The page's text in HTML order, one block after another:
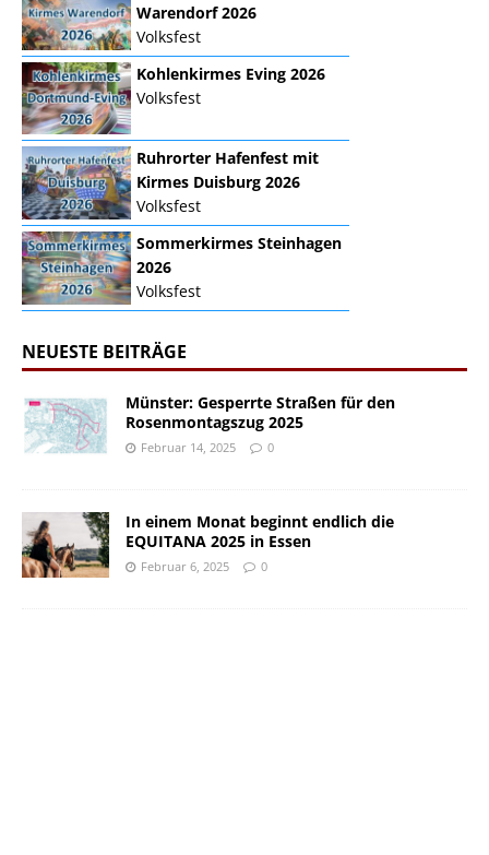
Warendorf 2026
Volksfest
Kohlenkirmes Eving 2026
Volksfest
Ruhrorter Hafenfest mit
Kirmes Duisburg 2026
Volksfest
Sommerkirmes Steinhagen
2026
Volksfest
NEUESTE BEITRÄGE
Münster: Gesperrte Straßen für den
Rosenmontagszug 2025
Februar 14, 2025 0
In einem Monat beginnt endlich die
EQUITANA 2025 in Essen
Februar 6, 2025 0